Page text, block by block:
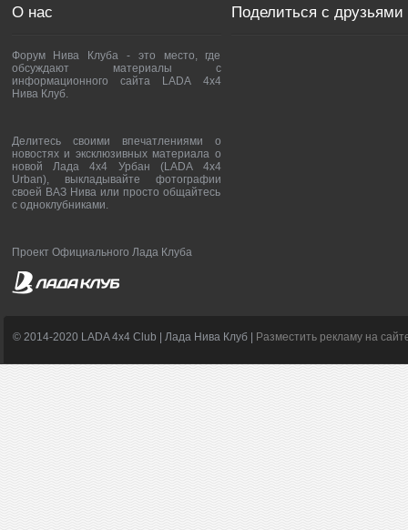
О нас
Форум Нива Клуба - это место, где
обсуждают материалы с
информационного сайта LADA 4x4
Нива Клуб.
Делитесь своими впечатлениями о
новостях и эксклюзивных материала о
новой Лада 4х4 Урбан (LADA 4x4
Urban), выкладывайте фотографии
своей ВАЗ Нива или просто общайтесь
с одноклубниками.
Проект Официального Лада Клуба
Поделиться с друзьями
© 2014-2020 LADA 4x4 Club | Лада Нива Клуб | Разместить рекламу на